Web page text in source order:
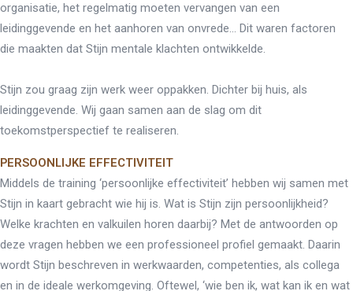
organisatie, het regelmatig moeten vervangen van een
leidinggevende en het aanhoren van onvrede... Dit waren factoren
die maakten dat Stijn mentale klachten ontwikkelde.
Stijn zou graag zijn werk weer oppakken. Dichter bij huis, als
leidinggevende. Wij gaan samen aan de slag om dit
toekomstperspectief te realiseren.
PERSOONLIJKE EFFECTIVITEIT
Middels de training ‘persoonlijke effectiviteit’ hebben wij samen met
Stijn in kaart gebracht wie hij is. Wat is Stijn zijn persoonlijkheid?
Welke krachten en valkuilen horen daarbij? Met de antwoorden op
deze vragen hebben we een professioneel profiel gemaakt. Daarin
wordt Stijn beschreven in werkwaarden, competenties, als collega
en in de ideale werkomgeving. Oftewel, ‘wie ben ik, wat kan ik en wat